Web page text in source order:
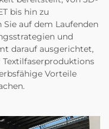
bis hin zu
auf dem Laufenden
und
darauf ausgerichtet,
Vorteile